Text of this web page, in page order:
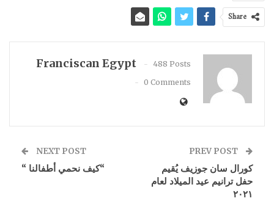
Share
Franciscan Egypt
488 Posts
0 Comments
كورال سان جوزيف يُقيم
حفل ترانيم عيد الميلاد لعام
٢٠٢١
NEXT POST
“كيف نحمي أطفالنا “